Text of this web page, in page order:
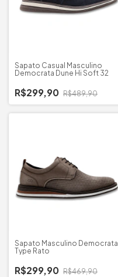
Sapato Casual Masculino
Democrata Dune Hi Soft 32
R$299,90 R$489,90
Sapato Masculino Democrata
Type Rato
R$299,90 R$469,90